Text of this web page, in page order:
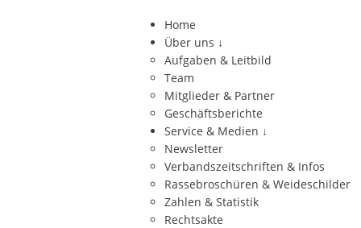
Home
Über uns ↓
Aufgaben & Leitbild
Team
Mitglieder & Partner
Geschäftsberichte
Service & Medien ↓
Newsletter
Verbandszeitschriften & Infos
Rassebroschüren & Weideschilder
Zahlen & Statistik
Rechtsakte